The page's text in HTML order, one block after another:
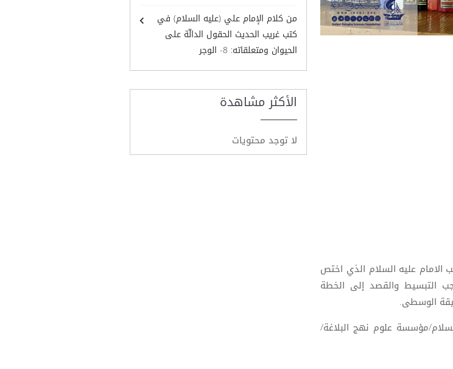
الامام عليه السلام الذي اختص
التبسيط والقصد إلى الخطة
الوسطى.
مؤسسة علوم نهج البلاغة/
من كلام الإمام علي (عليه السلام) في
كتب غريب الحديث الحقول الدالّة على
الحيوان ومتعلقاته: 8- الوجر
الأكثر مشاهدة
لا توجد محتويات